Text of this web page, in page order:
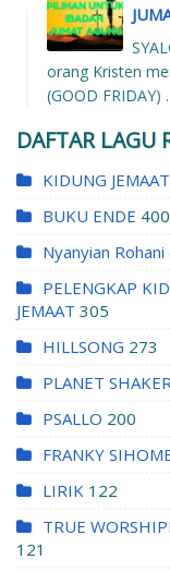
orang Kristen
(GOOD FRIDAY)
DAFTAR LAGU
KIDUNG
BUKU ENDE 400
Nyanyian Rohani
PELENGKAP
JEMAAT 305
HILLSONG 273
PLANET
PSALLO 200
FRANKY
LIRIK 122
TRUE
121